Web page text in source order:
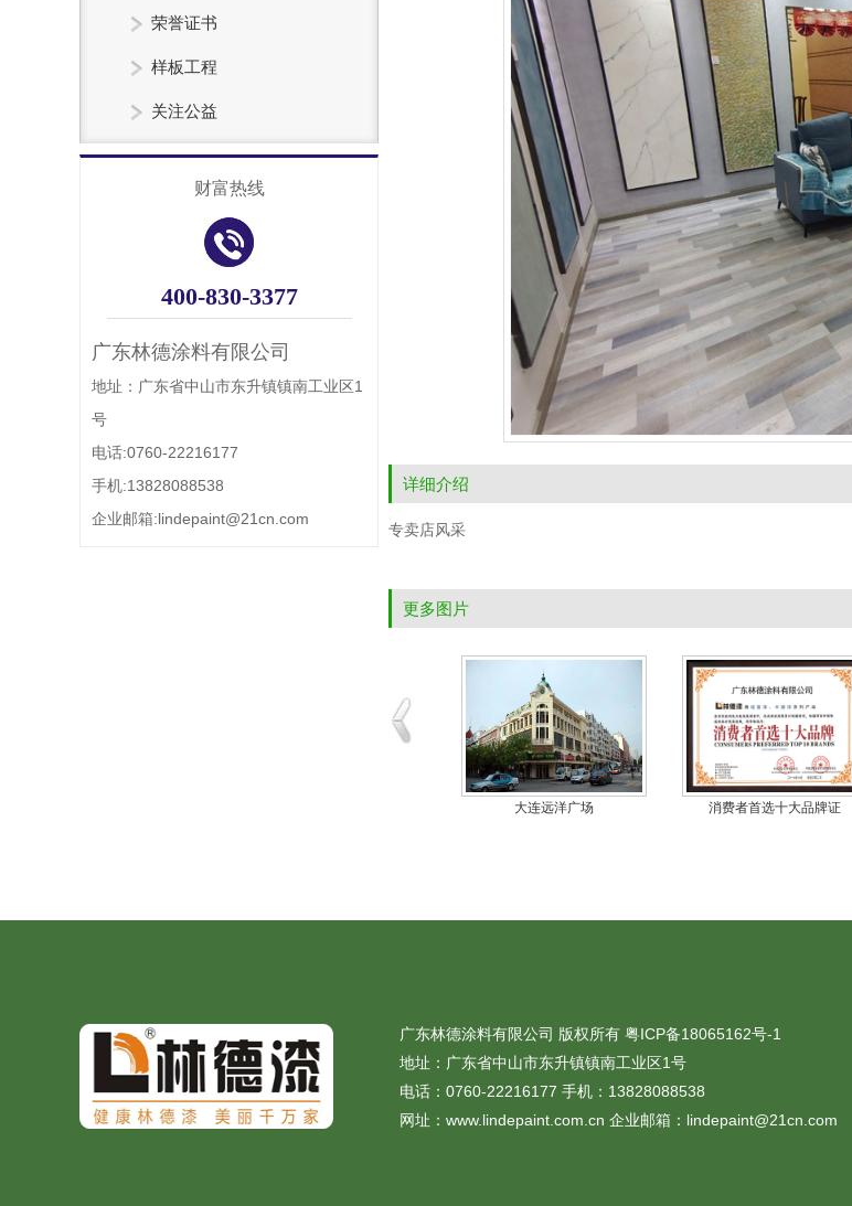
1
荣誉证书
样板工程
关注公益
财富热线
400-830-3377
广东林德涂料有限公司
地址：广东省中山市东升镇镇南工业区1
号
电话:0760-22216177
手机:13828088538
企业邮箱:lindepaint@21cn.com
详细介绍
专卖店风采
更多图片
大连远洋广场 消费者首选十大品牌证
广东林德涂料有限公司 版权所有 粤ICP备18065162号-1
地址：广东省中山市东升镇镇南工业区1号
电话：0760-22216177 手机：13828088538
网址：www.lindepaint.com.cn 企业邮箱：lindepaint@21cn.com